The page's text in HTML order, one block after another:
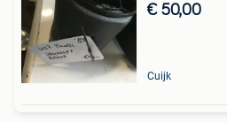
€ 50,00
Cuijk